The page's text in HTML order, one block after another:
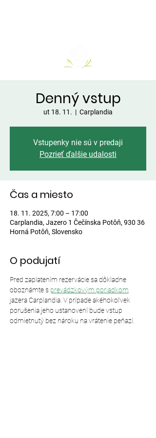
Denný vstup
ut 18. 11.
  |
Carplandia
Vstupenky nie sú v predaji
Pozrieť ďalšie udalosti
Čas a miesto
18. 11. 2025, 7:00 – 17:00
Carplandia, Jazero 1 Čečínska Potôň, 930 36
Horná Potôň, Slovensko
O podujatí
Pred zaplatením rezervácie sa dôkladne
oboznámte s prevádzkovým poriadkom
jazera Carplandia. V prípade akéhokoľvek
porušenia jeho ustanovení bude vstup
odmietnutý bez nároku na vrátenie peňazí.